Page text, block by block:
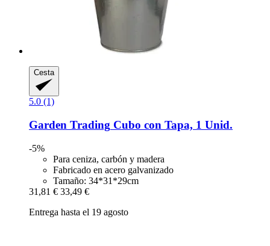
Cesta
5.0 (1)
Garden Trading Cubo con Tapa, 1 Unid.
-5%
Para ceniza, carbón y madera
Fabricado en acero galvanizado
Tamaño: 34*31*29cm
31,81 € 33,49 €
Entrega hasta el 19 agosto